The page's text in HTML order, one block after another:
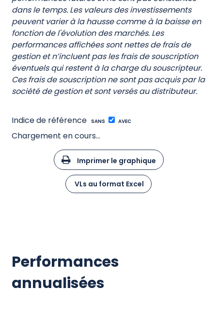
dans le temps. Les valeurs des investissements
peuvent varier à la hausse comme à la baisse en
fonction de l'évolution des marchés. Les
performances affichées sont nettes de frais de
gestion et n’incluent pas les frais de souscription
éventuels qui restent à la charge du souscripteur.
Ces frais de souscription ne sont pas acquis par la
société de gestion et sont versés au distributeur.
Indice de référence SANS AVEC
Chargement en cours...
Imprimer le graphique
VLs au format Excel
Performances
annualisées